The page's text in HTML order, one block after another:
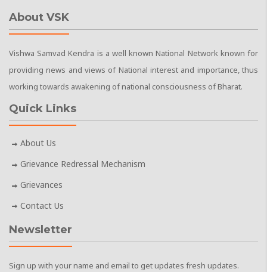
About VSK
Vishwa Samvad Kendra is a well known National Network known for
providing news and views of National interest and importance, thus
working towards awakening of national consciousness of Bharat.
Quick Links
About Us
Grievance Redressal Mechanism
Grievances
Contact Us
Newsletter
Sign up with your name and email to get updates fresh updates.